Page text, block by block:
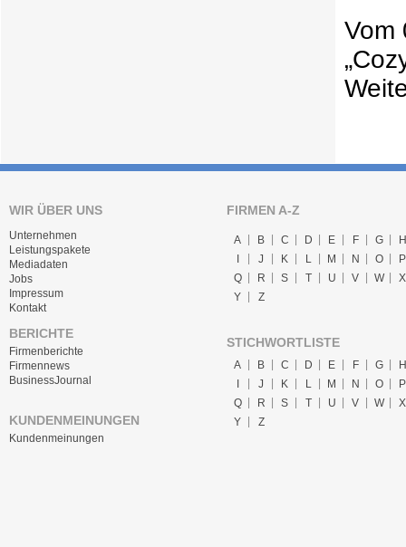
Vom
WIR ÜBER UNS
Unternehmen
Leistungspakete
Mediadaten
Jobs
Impressum
Kontakt
BERICHTE
Firmenberichte
Firmennews
BusinessJournal
KUNDENMEINUNGEN
Kundenmeinungen
FIRMEN A-Z
A B C D E F G
H
J K L M N O
P
Q
R S T U V W
X
Y
Z
STICHWORTLISTE
A B C D E F G
H
J K L M N O
P
Q
R S T U V W
X
Y
Z